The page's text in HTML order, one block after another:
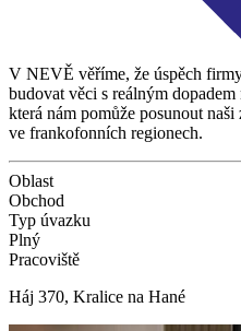
V NEVĚ věříme, že úspěch
budovat věci s reálným
která nám pomůže posunout
ve frankofonních regionech.
Oblast
Obchod
Typ úvazku
Plný
Pracoviště
Háj 370, Kralice na Hané